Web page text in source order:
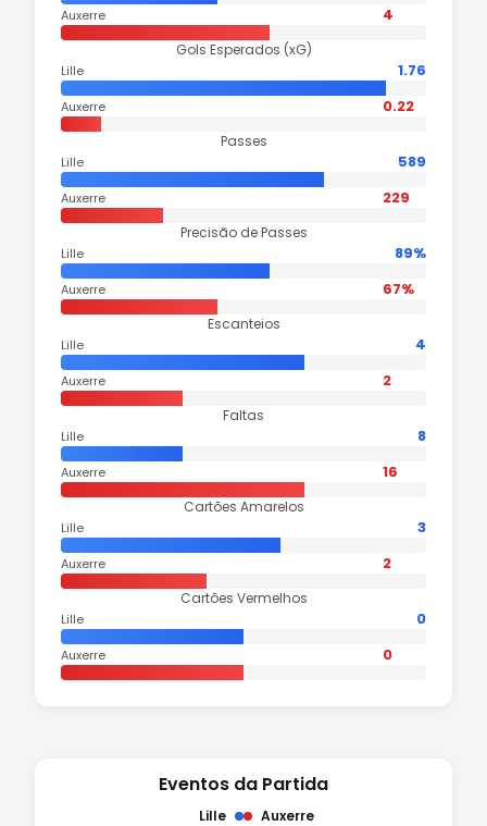
Auxerre 4
Gols Esperados (xG)
Lille 1.76
Auxerre 0.22
Passes
Lille 589
Auxerre 229
Precisão de Passes
Lille 89%
Auxerre 67%
Escanteios
Lille 4
Auxerre 2
Faltas
Lille 8
Auxerre 16
Cartões Amarelos
Lille 3
Auxerre 2
Cartões Vermelhos
Lille 0
Auxerre 0
Eventos da Partida
Lille Auxerre